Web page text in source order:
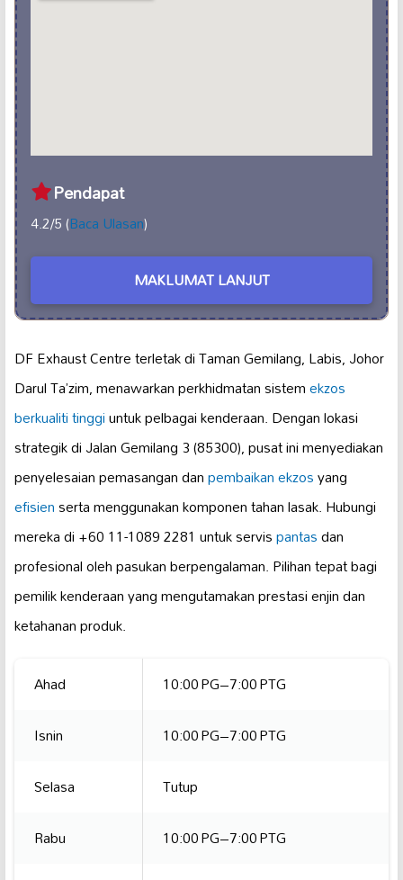
Pendapat
4.2/5 (Baca Ulasan)
MAKLUMAT LANJUT
DF Exhaust Centre terletak di Taman Gemilang, Labis, Johor
Darul Ta’zim, menawarkan perkhidmatan sistemekzos
berkualiti tinggiuntuk pelbagai kenderaan. Dengan lokasi
strategik di Jalan Gemilang 3 (85300), pusat ini menyediakan
penyelesaian pemasangan danpembaikan ekzosyang
efisienserta menggunakan komponen tahan lasak. Hubungi
mereka di +60 11-1089 2281 untuk servispantasdan
profesional oleh pasukan berpengalaman. Pilihan tepat bagi
pemilik kenderaan yang mengutamakan prestasi enjin dan
ketahanan produk.
Ahad
10:00 PG–7:00 PTG
Isnin
10:00 PG–7:00 PTG
Selasa
Tutup
Rabu
10:00 PG–7:00 PTG